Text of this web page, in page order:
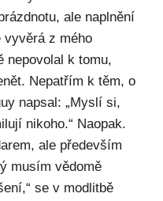
ale naplnění
z mého
nepovolal k tomu,
Nepatřím k těm, o
napsal: „Myslí si,
nikoho.“ Naopak.
ale především
musím vědomě
se v modlitbě